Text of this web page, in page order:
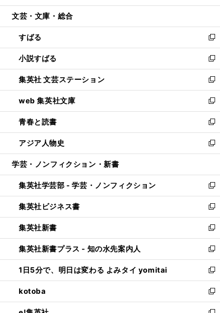
開
ウ
開
く
ン
ウ
で
開
く
ウ
ン
ド
ウ
で
開
く
文芸・文庫・総合
すばる
新
し
い
ウ
ィ
ン
ド
ウ
で
開
く
小説すばる
新
し
い
ウ
ィ
ン
ド
ウ
で
開
集英社 文芸ステーション
新
し
い
ウ
ィ
ン
ド
ウ
開
く
web 集英社文庫
新
し
い
ウ
ィ
ン
ウ
で
開
く
青春と読書
新
し
い
ウ
ン
ド
ウ
で
開
く
アジア人物史
新
し
ウ
ィ
ン
ド
ウ
で
開
く
学芸・ノンフィクション・新書
集英社学芸部 - 学芸・ノンフィクション
新
し
い
ウ
ィ
ン
ド
ウ
で
開
く
集英社ビジネス書
新
し
い
ウ
ィ
ン
ド
ウ
で
開
集英社新書
新
し
い
ウ
ィ
ン
ド
ウ
集英社新書プラス - 知の水先案内人
新
し
い
ウ
ィ
ン
1日5分で、明日は変わる よみタイ yomitai
新
し
い
ウ
kotoba
新
し